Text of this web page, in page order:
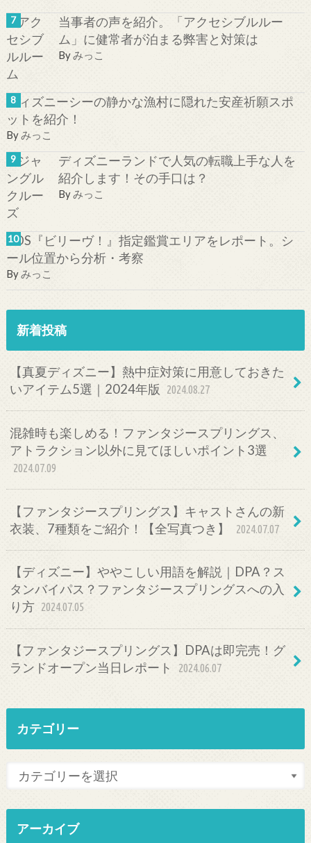
当事者の声を紹介。「アクセシブルルー
ム」に健常者が泊まる弊害と対策は
Byみっこ
ディズニーシーの静かな漁村に隠れた安産祈願スポ
ットを紹介！
Byみっこ
ディズニーランドで人気の転職上手な人を
紹介します！その手口は？
Byみっこ
TDS『ビリーヴ！』指定鑑賞エリアをレポート。シ
ール位置から分析・考察
Byみっこ
新着投稿
【真夏ディズニー】熱中症対策に用意しておきた
いアイテム5選｜2024年版
2024.08.27
混雑時も楽しめる！ファンタジースプリングス、
アトラクション以外に見てほしいポイント3選
2024.07.09
【ファンタジースプリングス】キャストさんの新
衣装、7種類をご紹介！【全写真つき】
2024.07.07
【ディズニー】ややこしい用語を解説｜DPA？ス
タンバイパス？ファンタジースプリングスへの入
り方 2024.07.05
【ファンタジースプリングス】DPAは即完売！グ
ランドオープン当日レポート
2024.06.07
カテゴリー
アーカイブ